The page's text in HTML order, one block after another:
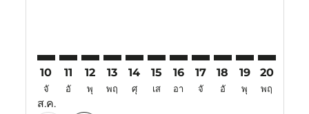
10
จั
ส.ค.
11
อั
12
พุ
13
พฤ
14
ศุ
15
เส
16
อา
17
จั
18
อั
19
พุ
20
พฤ